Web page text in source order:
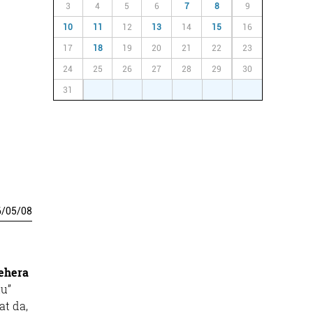
/05/08
da,
3 4 5 6 7 8 9
10 11 12 13 14 15 16
17 18 19 20 21 22 23
24 25 26 27 28 29 30
31